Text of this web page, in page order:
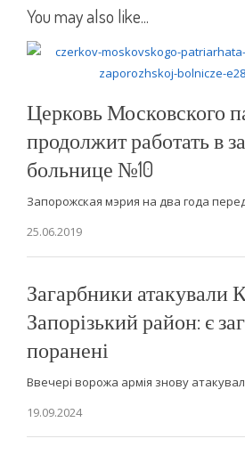
You may also like...
Церковь Московского
продолжит работать в
больнице №10
Запорожская мэрия на два года
25.06.2019
Загарбники атакували
Запорізький район: є
поранені
Ввечері ворожа армія знову
19.09.2024